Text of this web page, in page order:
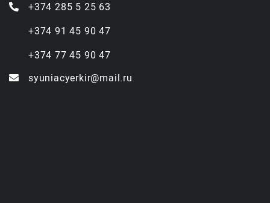
+374 285 5 25 63
+374 91 45 90 47
+374 77 45 90 47
syuniacyerkir@mail.ru